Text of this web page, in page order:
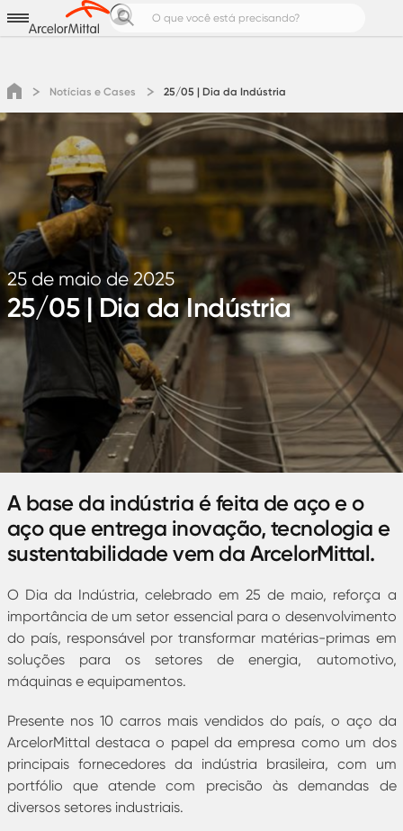
Notícias e Cases
Calculadoras de Aço
Pedreiro Top
Área do cliente
Cotação
Notícias e Cases 25/05 | Dia da Indústria
25 de maio de 2025
25/05 | Dia da Indústria
A base da indústria é feita de aço e o
aço que entrega inovação, tecnologia e
sustentabilidade vem da ArcelorMittal.
O Dia da Indústria, celebrado em 25 de maio, reforça a
importância de um setor essencial para o desenvolvimento
do país, responsável por transformar matérias-primas em
soluções para os setores de energia, automotivo,
máquinas e equipamentos.
Presente nos 10 carros mais vendidos do país, o aço da
ArcelorMittal destaca o papel da empresa como um dos
principais fornecedores da indústria brasileira, com um
portfólio que atende com precisão às demandas de
diversos setores industriais.